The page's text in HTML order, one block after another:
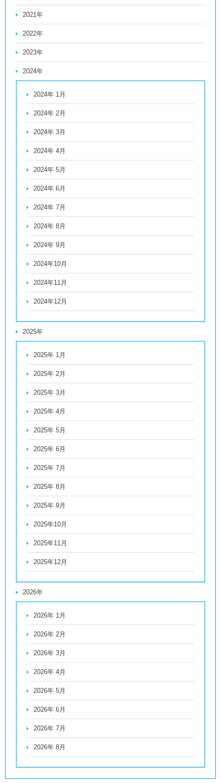
2021年
2022年
2023年
2024年
2024年 1月
2024年 2月
2024年 3月
2024年 4月
2024年 5月
2024年 6月
2024年 7月
2024年 8月
2024年 9月
2024年10月
2024年11月
2024年12月
2025年
2025年 1月
2025年 2月
2025年 3月
2025年 4月
2025年 5月
2025年 6月
2025年 7月
2025年 8月
2025年 9月
2025年10月
2025年11月
2025年12月
2026年
2026年 1月
2026年 2月
2026年 3月
2026年 4月
2026年 5月
2026年 6月
2026年 7月
2026年 8月